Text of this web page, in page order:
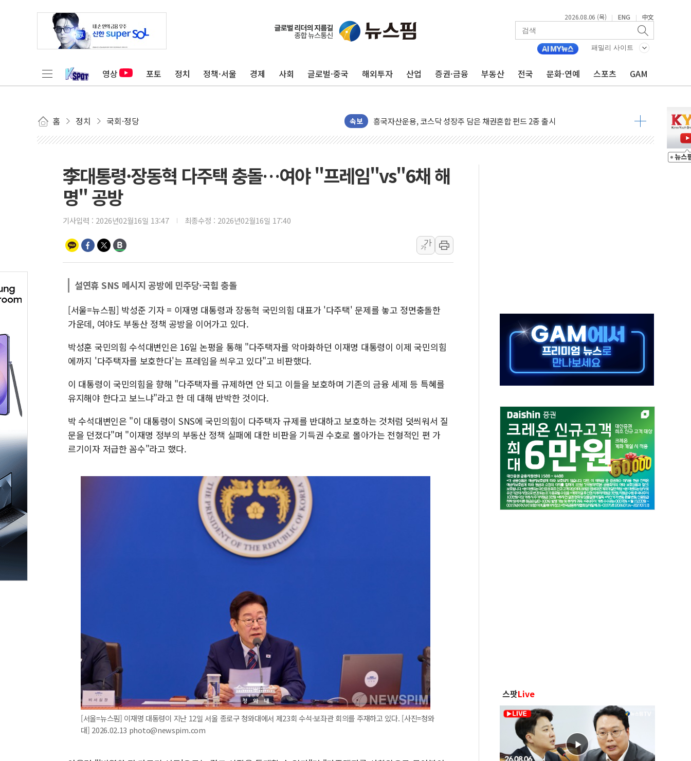
2026.08.06 (목) | ENG | 中文
패밀리 사이트
영상 포토 정치 정책·서울 경제 사회 글로벌·중국 해외투자 산업 증권·금융 부동산 전국 문화·연예 스포츠 GAM
홈 정치 국회·정당 속보
펄어비스, 붉은사막 영상 콘테스트 '비욘드 디 어비스' 수상작 발표
[K메이커] 코셔에서 할랄까지…대상, 종가가 넘은 건 국경 아닌 '식문화 장벽'
[특징주] 비철금속 업종 11% 급등…구리 가격 상승 전망 부각
외국인 돌아왔지만 …'삼전·하이닉스'는 사고 급등주는 팔았다
"월가 큰손들을 털어라" 동시다발 해킹 공격...이번에도 이란 작품?
반도체 대형주 급락에 코스피 4%↓…매도 사이드카 발동
카카오뱅크 '모임통장'의 락인 효과, '모임주' 이자 기여도 일반 2배
환율 100원 빠지면 현대차 영업익 2.2조 증발...하반기 '환율 역풍' 우려
국내 최대 400MW 규모 해남 태양광발전 '첫삽'…남동발전, 재생에너지 '앞장'
삼성전자, FMS 2026서 차세대 AI 메모리 기술력 과시
LX하우시스 "역대급 폭염에 고단열 인테리어 관심 급증"
일 안 하고 '초과근무 수당' 챙긴 경찰관 2명 송치
李대통령·장동혁 다주택 충돌…여야 "프레임"vs"6채 해
명" 공방
기사입력 : 2026년02월16일 13:47 최종수정 : 2026년02월16일 17:40
가
가
설연휴 SNS 메시지 공방에 민주당·국힘 충돌
[서울=뉴스핌] 박성준 기자 = 이재명 대통령과 장동혁 국민의힘 대표가 '다주택' 문제를 놓고 정면충돌한
가운데, 여야도 부동산 정책 공방을 이어가고 있다.
박성훈 국민의힘 수석대변인은 16일 논평을 통해 "다주택자를 악마화하던 이재명 대통령이 이제 국민의힘
에까지 '다주택자를 보호한다'는 프레임을 씌우고 있다"고 비판했다.
이 대통령이 국민의힘을 향해 "다주택자를 규제하면 안 되고 이들을 보호하며 기존의 금융 세제 등 특혜를
유지해야 한다고 보느냐"라고 한 데 대해 반박한 것이다.
박 수석대변인은 "이 대통령이 SNS에 국민의힘이 다주택자 규제를 반대하고 보호하는 것처럼 덧씌워서 질
문을 던졌다"며 "이재명 정부의 부동산 정책 실패에 대한 비판을 기득권 수호로 몰아가는 전형적인 편 가
르기이자 저급한 꼼수"라고 했다.
[서울=뉴스핌] 이재명 대통령이 지난 12일 서울 종로구 청와대에서 제23회 수석·보좌관 회의를 주재하고 있다. [사진=청와
대] 2026.02.13 photo@newspim.com
스팟Live